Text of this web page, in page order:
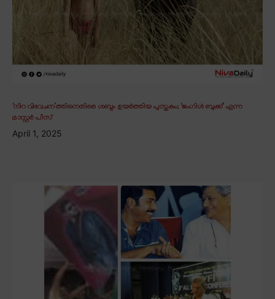
‘നിറ വിവേചന’ത്തിനെതിരെ ശബ്ദം ഉയർത്തിയ പുസ്തകം; ‘ജംഗിൾ ബുക്ക്’ എന്ന
മാസ്റ്റർ പീസ്
April 1, 2025